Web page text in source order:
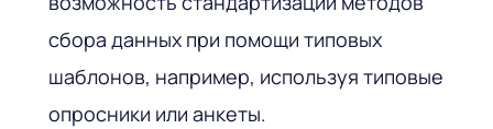
сбора данных при помощи типовых
шаблонов, например, используя типовые
опросники или анкеты.